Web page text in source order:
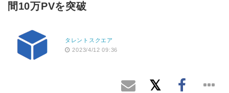
間10万PVを突破
タレントスクエア
2023/4/12 09:36